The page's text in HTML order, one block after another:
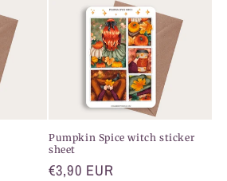
Pumpkin Spice witch sticker
sheet
Normaler
€3,90 EUR